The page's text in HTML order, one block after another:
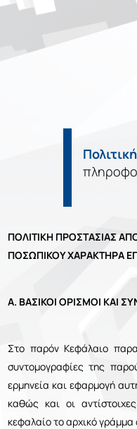
Η
ΠΟΛΙΤΙΚΗ ΠΡΟΣΤΑΣΙΑΣ
ΠΟΣΩΠΙΚΟΥ ΧΑΡΑΚΤΗΡΑ
Α. ΒΑΣΙΚΟΙ ΟΡΙΣΜΟΙ ΚΑΙ
Στο παρόν Κεφάλαιο
συντομογραφίες της
ερμηνεία και εφαρμογή
καθώς και οι
κεφαλαίο το αρχικό